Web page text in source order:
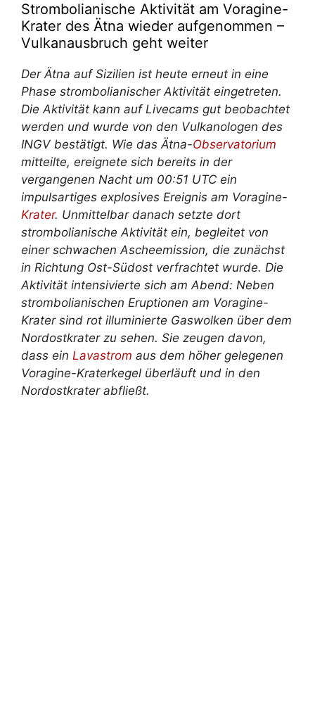
Strombolianische Aktivität am Voragine-
Krater des Ätna wieder aufgenommen –
Vulkanausbruch geht weiter
Der Ätna auf Sizilien ist heute erneut in eine
Phase strombolianischer Aktivität eingetreten.
Die Aktivität kann auf Livecams gut beobachtet
werden und wurde von den Vulkanologen des
INGV bestätigt. Wie das Ätna-Observatorium
mitteilte, ereignete sich bereits in der
vergangenen Nacht um 00:51 UTC ein
impulsartiges explosives Ereignis am Voragine-
Krater. Unmittelbar danach setzte dort
strombolianische Aktivität ein, begleitet von
einer schwachen Ascheemission, die zunächst
in Richtung Ost-Südost verfrachtet wurde. Die
Aktivität intensivierte sich am Abend: Neben
strombolianischen Eruptionen am Voragine-
Krater sind rot illuminierte Gaswolken über dem
Nordostkrater zu sehen. Sie zeugen davon,
dass ein Lavastrom aus dem höher gelegenen
Voragine-Kraterkegel überläuft und in den
Nordostkrater abfließt.